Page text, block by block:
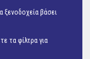
ξενοδοχεία βάσει
τα φίλτρα για